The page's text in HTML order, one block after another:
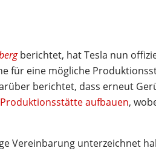
berichtet, hat Tesla nun
für eine mögliche
berichtet, dass erneut
aufbauen,
Vereinbarung unterzeichnet